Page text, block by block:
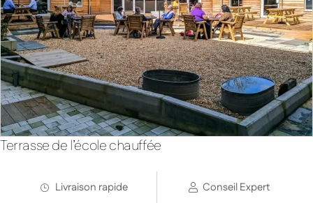
Terrasse de l’école chauffée
Livraison rapide Conseil Expert